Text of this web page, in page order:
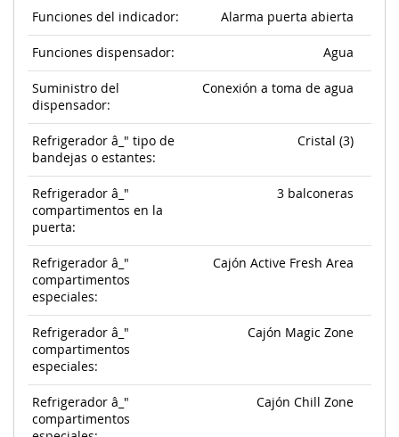
Funciones del indicador: Alarma puerta abierta
Funciones dispensador: Agua
Suministro del
dispensador:
Conexión a toma de agua
Refrigerador â_" tipo de
bandejas o estantes:
Cristal (3)
Refrigerador â_"
compartimentos en la
puerta:
3 balconeras
Refrigerador â_"
compartimentos
especiales:
Cajón Active Fresh Area
Refrigerador â_"
compartimentos
especiales:
Cajón Magic Zone
Refrigerador â_"
compartimentos
Cajón Chill Zone